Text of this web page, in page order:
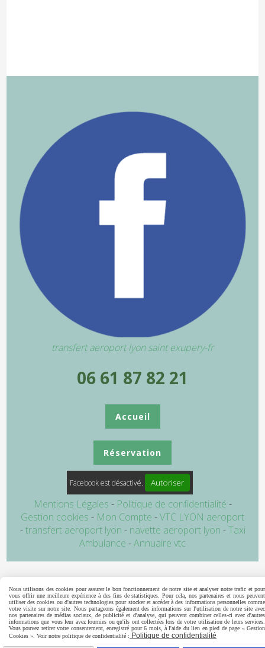
transfert aeroport lyon saint exupery-fr
06 61 87 82 21
Accueil
Réservation
Facebook est désactivé. Autoriser
Mentions Légales
Politique de confidentialité
Gestion cookies
Mon Compte
VTC LYON aeroport
transfert aeroport lyon
navette aeroport lyon
Taxi
Ambulance
Annuaire vtc
Nous utilisons des cookies pour assurer le bon fonctionnement de notre site et analyser notre trafic et pour
vous offrir une meilleure expérience à des fins de statistiques. Pour cela, nos partenaires et nous peuvent
utiliser des cookies ou d'autres technologies pour stocker et accéder à des informations personnelles comme
votre visite sur notre site. Nous partageons également des informations sur l'utilisation de notre site avec
nos partenaires de médias sociaux, de publicité et d'analyse, qui peuvent combiner celles-ci avec d'autres
informations que vous leur avez fournies ou qu'ils ont collectées lors de votre utilisation de leurs services.
Vous pouvez retirer votre consentement, enregistré pour 6 mois, à l'aide du lien en pied de page « Gestion
Cookies ». Voir notre politique de confidentialité : Politique de confidentialité